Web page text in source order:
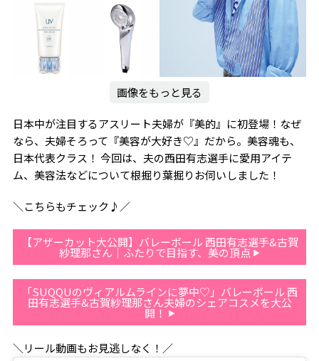
画像をもっと見る
日本中が注目するアスリート夫婦が『美的』に初登場！なぜ
なら、夫婦そろって『美容が大好き♡』だから。美容魂も、
日本代表クラス！ 今回は、夫の西田有志選手に愛用アイテ
ム、美容法などについて根掘り葉掘りお伺いしました！
＼こちらもチェック♪／
【アザーカット大公開】バレーボール 西田有志選手&古賀
紗理那さん｜ふたりで目指す、美の頂点
「SUQQUのヴィアルムラインに夢中♡」バレーボール 西
田有志選手&古賀紗理那さん夫婦のシェアコスメを大公
開！
＼リール動画もお見逃しなく！／